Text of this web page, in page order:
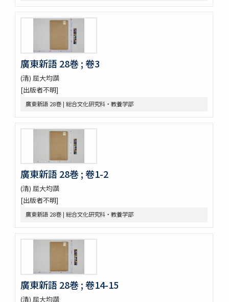
Alle de plaaten en de vruchten
坂本浩然菌譜
茘枝譜 : 七篇第一
嶺表録異 3巻
南産志
續脩臺灣府志
中山傳信録 6巻/ (清) 徐葆光纂
廣東新語 28巻
農政全書 60巻
農桑輯要 7巻
花暦百詠 2巻坿百花賦考百花和稱
事物異名録 40巻
重刊巣氏諸病源候緫論 50巻 (存45巻)
遠西醫方名物考 36巻補遺9巻
延喜式 50巻
資源科学研究所旧蔵本草書コレクション（国文研デジタル化分）
神農本草経
本草綱目 52巻序目1巻圖3巻瀕湖脉學1巻奇經八脉攷1巻脉訣攷證1巻
坿本草綱目拾遺10巻坿本草萬方鍼線8巻 / (明) 李時珍撰輯 ; (清) 呉毓
本草求眞 12巻序目圖1巻 / (清) 黄宮繍纂呈 ; (清) 黄宮黻校訂 ; (清)
黄學昌 [ほか] 校字
本草通玄
廣東新語 28巻 ; 卷3
(清) 屈大均譔
[出版者不明]
廣東新語 28巻 | 総合文化研究科・教養学部
廣東新語 28巻 ; 卷1-2
(清) 屈大均譔
[出版者不明]
廣東新語 28巻 | 総合文化研究科・教養学部
廣東新語 28巻 ; 卷14-15
(清) 屈大均譔